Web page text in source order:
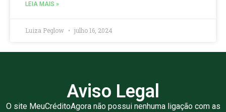
LEIA MAIS »
Luiza Peglow julho 16, 2024
Aviso Legal
O site MeuCréditoAgora não possui nenhuma ligação com as